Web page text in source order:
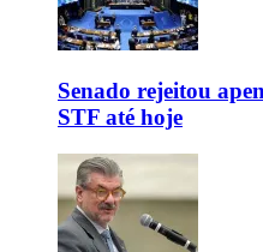
Senado rejeitou
STF até hoje